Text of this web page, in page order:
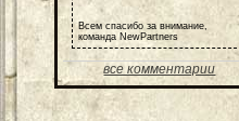
Всем спасибо за внимание,
команда NewPartners
все комментарии